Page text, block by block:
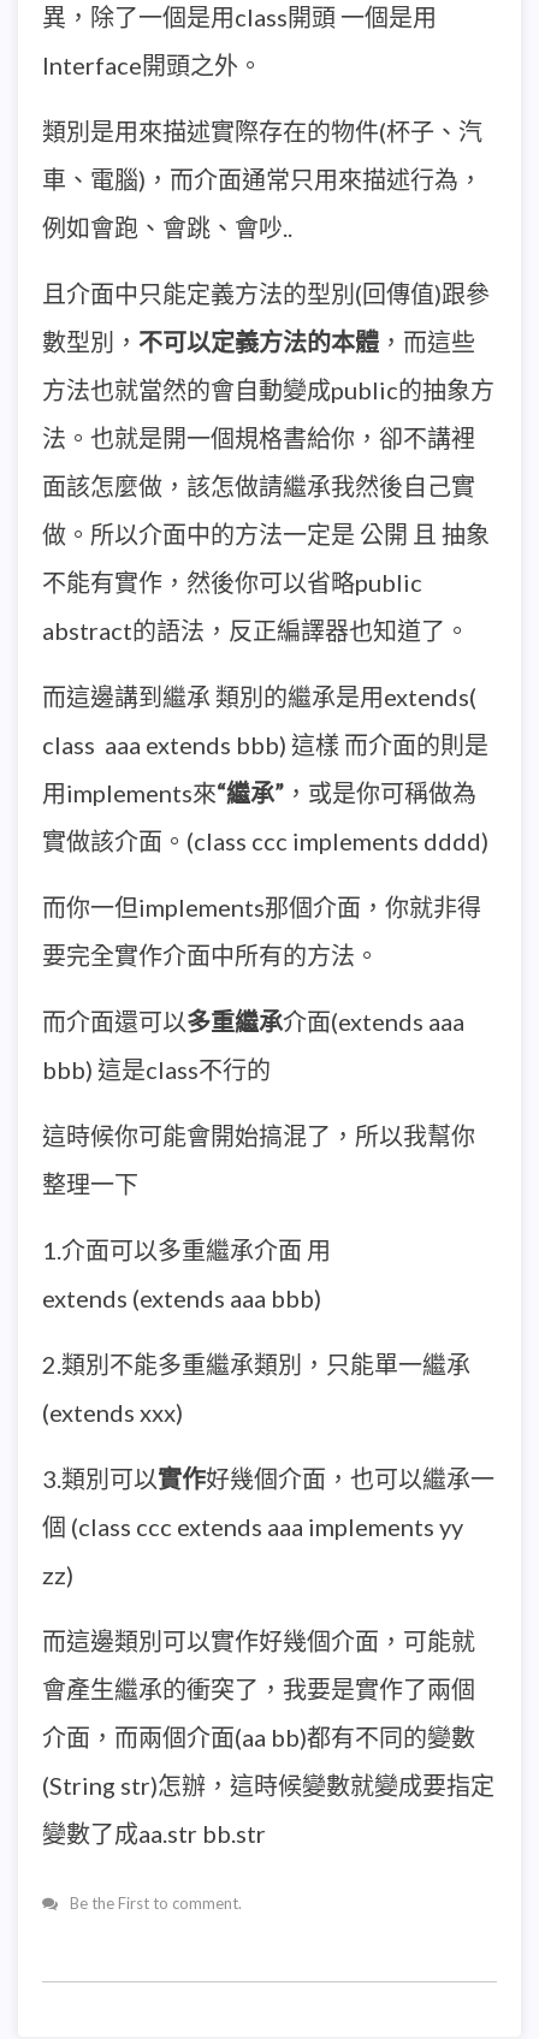
異，除了一個是用class開頭 一個是用
Interface開頭之外。
類別是用來描述實際存在的物件(杯子、汽
車、電腦)，而介面通常只用來描述行為，
例如會跑、會跳、會吵..
且介面中只能定義方法的型別(回傳值)跟參
數型別， 不可以定義方法的本體 ，而這些
方法也就當然的會自動變成public的抽象方
法。也就是開一個規格書給你，卻不講裡
面該怎麼做，該怎做請繼承我然後自己實
做。所以介面中的方法一定是 公開 且 抽象
不能有實作，然後你可以省略public
abstract的語法，反正編譯器也知道了。
而這邊講到繼承 類別的繼承是用extends(
class aaa extends bbb) 這樣 而介面的則是
用implements來“繼承” ，或是你可稱做為
實做該介面。(class ccc implements dddd)
而你一但implements那個介面，你就非得
要完全實作介面中所有的方法。
而介面還可以多重繼承介面(extends aaa
bbb) 這是class不行的
這時候你可能會開始搞混了，所以我幫你
整理一下
1.介面可以多重繼承介面 用
extends (extends aaa bbb)
2.類別不能多重繼承類別，只能單一繼承
(extends xxx)
3.類別可以實作好幾個介面，也可以繼承一
個 (class ccc extends aaa implements yy
zz)
而這邊類別可以實作好幾個介面，可能就
會產生繼承的衝突了，我要是實作了兩個
介面，而兩個介面(aa bb)都有不同的變數
(String str)怎辦，這時候變數就變成要指定
變數了成aa.str bb.str
Be the First to comment.